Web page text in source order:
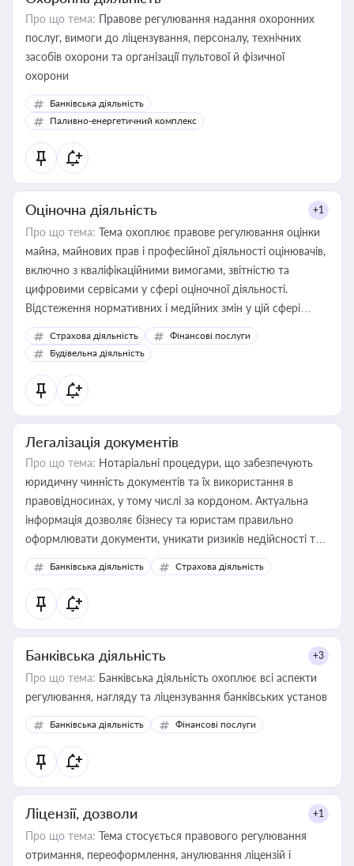
Про що тема: Правове регулювання надання охоронних
послуг, вимоги до ліцензування, персоналу, технічних
засобів охорони та організації пультової й фізичної
охорони
Банківська діяльність
Паливно-енергетичний комплекс
Оціночна діяльність +1
Про що тема: Тема охоплює правове регулювання оцінки
майна, майнових прав і професійної діяльності оцінювачів,
включно з кваліфікаційними вимогами, звітністю та
цифровими сервісами у сфері оціночної діяльності.
Відстеження нормативних і медійних змін у цій сфері
корисне для власника бізнесу, керівника, юриста або
бухгалтера під час оподаткування, приватизації, оренди
державного майна, корпоративних угод і перевірки
статусу суб'єктів оціночної діяльності
Страхова діяльність
Фінансові послуги
Будівельна діяльність
Легалізація документів
Про що тема: Нотаріальні процедури, що забезпечують
юридичну чинність документів та їх використання в
правовідносинах, у тому числі за кордоном. Актуальна
інформація дозволяє бізнесу та юристам правильно
оформлювати документи, уникати ризиків недійсності та
забезпечувати їх належне прийняття органами влади та
контрагентами
Банківська діяльність Страхова діяльність
Банківська діяльність +3
Про що тема: Банківська діяльність охоплює всі аспекти
регулювання, нагляду та ліцензування банківських установ
Банківська діяльність Фінансові послуги
Ліцензії, дозволи +1
Про що тема: Тема стосується правового регулювання
отримання, переоформлення, анулювання ліцензій і